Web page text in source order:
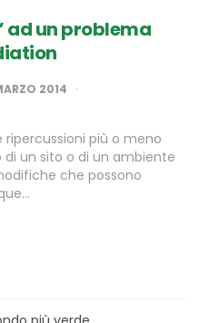
ad un problema
2014
più o meno
di un sito o di un ambiente
che possono